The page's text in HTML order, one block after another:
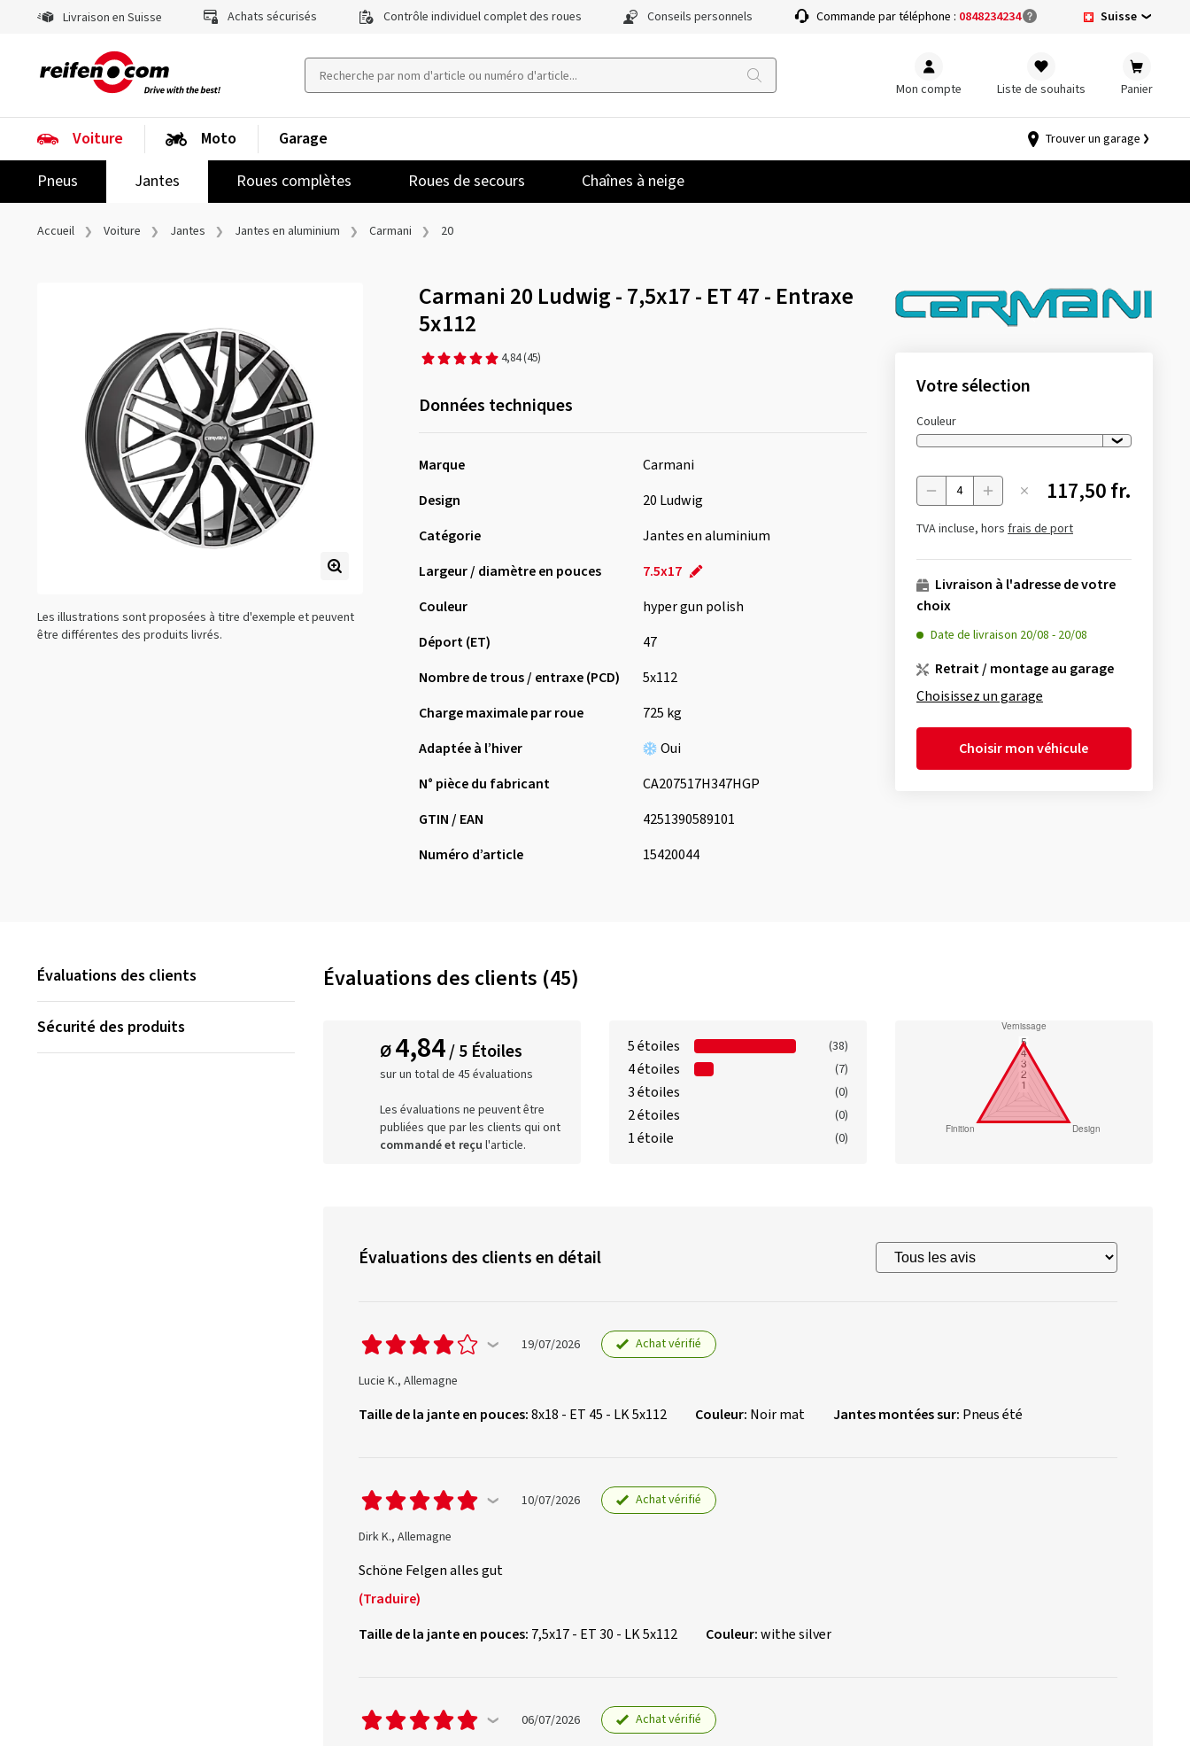
Livraison en Suisse Achats sécurisés Contrôle individuel complet des roues Conseils personnels Commande par téléphone : 0848234234 Suisse
Mon compte Liste de souhaits Panier
Voiture
Pneus
Jantes Roues complètes Roues de secours Chaînes à neige
Moto Garage Trouver un garage
Accueil Voiture Jantes Jantes en aluminium Carmani 20
Les illustrations sont proposées à titre d'exemple et peuvent
être différentes des produits livrés.
Carmani 20 Ludwig - 7,5x17 - ET 47 - Entraxe
5x112
4,84 (45)
Données techniques
Marque
Carmani
Design
20 Ludwig
Catégorie
Jantes en aluminium
Largeur / diamètre en pouces
7.5x17
Couleur
hyper gun polish
Déport (ET)
47
Nombre de trous / entraxe (PCD)
5x112
Charge maximale par roue
725 kg
Adaptée à l’hiver
Oui
N° pièce du fabricant
CA207517H347HGP
GTIN / EAN
4251390589101
Numéro d’article
15420044
Votre sélection
Couleur
Menge 117,50 fr.
TVA incluse, hors frais de port
Livraison à l'adresse de votre
choix
Date de livraison 20/08 - 20/08
Retrait / montage au garage
Choisissez un garage
Choisir mon véhicule
Évaluations des clients
Sécurité des produits
Évaluations des clients (45)
Ø4,84/ 5 Étoiles
sur un total de 45 évaluations
Les évaluations ne peuvent être
publiées que par les clients qui ont
commandé et reçu l'article.
5 étoiles (38)
4 étoiles (7)
3 étoiles (0)
2 étoiles (0)
1 étoile (0)
Évaluations des clients en détail
19/07/2026 Achat vérifié
Lucie K., Allemagne
Taille de la jante en pouces:8x18 - ET 45 - LK 5x112 Couleur: Noir mat Jantes montées sur: Pneus été
10/07/2026 Achat vérifié
Dirk K., Allemagne
Schöne Felgen alles gut
(Traduire)
Taille de la jante en pouces: 7,5x17 - ET 30 - LK 5x112 Couleur:withe silver
06/07/2026 Achat vérifié